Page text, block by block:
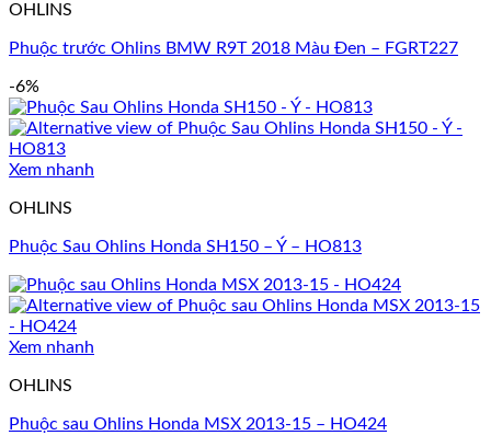
OHLINS
Phuộc trước Ohlins BMW R9T 2018 Màu Đen – FGRT227
-6%
Xem nhanh
OHLINS
Phuộc Sau Ohlins Honda SH150 – Ý – HO813
Xem nhanh
OHLINS
Phuộc sau Ohlins Honda MSX 2013-15 – HO424